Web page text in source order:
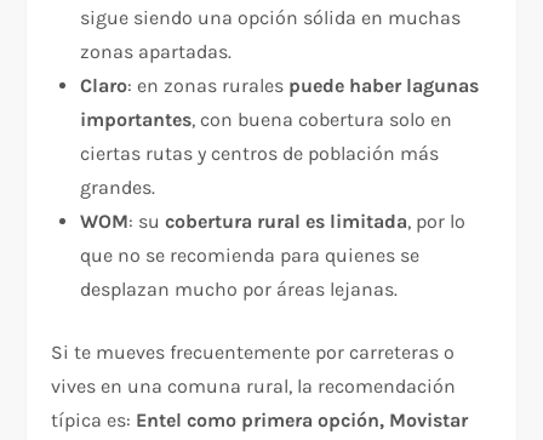
sigue siendo una opción sólida en muchas
zonas apartadas.
Claro: en zonas rurales puede haber lagunas
importantes, con buena cobertura solo en
ciertas rutas y centros de población más
grandes.
WOM: sucobertura rural es limitada, por lo
que no se recomienda para quienes se
desplazan mucho por áreas lejanas.
Si te mueves frecuentemente por carreteras o
vives en una comuna rural, la recomendación
típica es: Entel como primera opción, Movistar